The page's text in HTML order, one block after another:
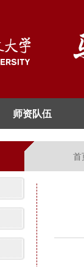
师资队伍
首